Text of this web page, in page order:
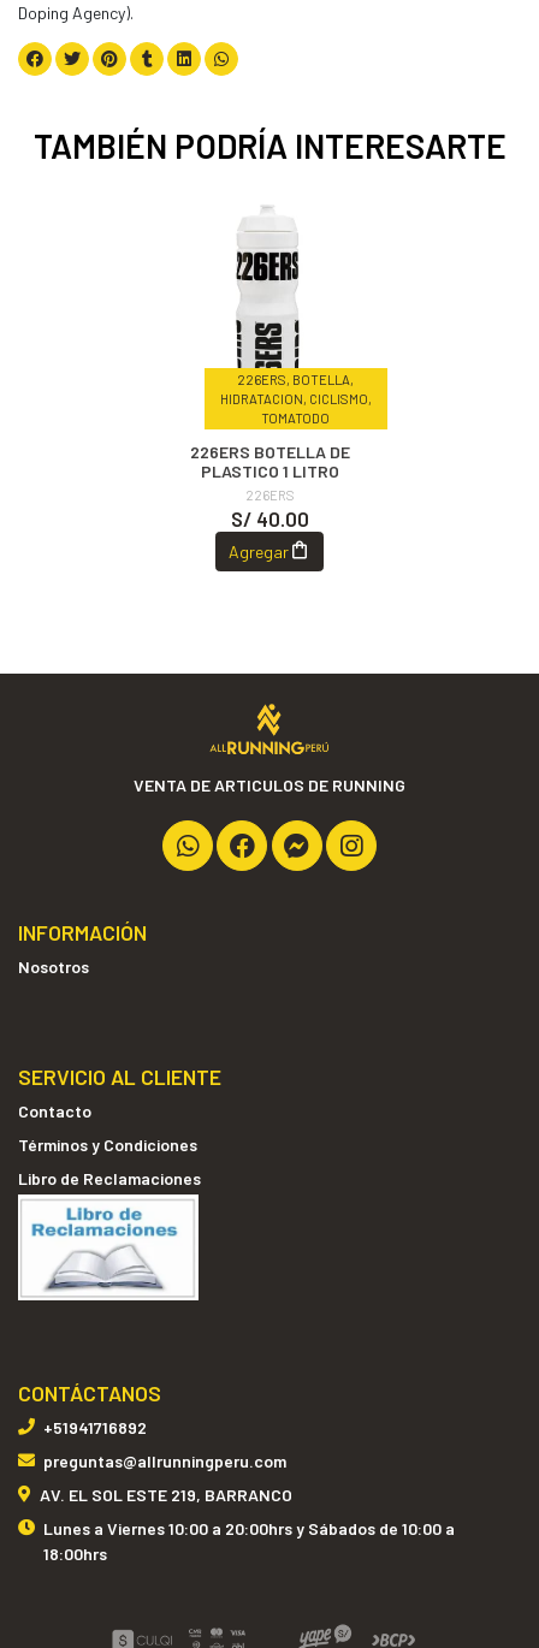
Doping Agency).
TAMBIÉN PODRÍA INTERESARTE
226ERS, BOTELLA,
HIDRATACION, CICLISMO,
TOMATODO
226ERS BOTELLA DE
PLASTICO 1 LITRO
226ERS
S/ 40.00
Agregar
VENTA DE ARTICULOS DE RUNNING
INFORMACIÓN
Nosotros
SERVICIO AL CLIENTE
Contacto
Términos y Condiciones
Libro de Reclamaciones
CONTÁCTANOS
+51941716892
preguntas@allrunningperu.com
AV. EL SOL ESTE 219, BARRANCO
Lunes a Viernes 10:00 a 20:00hrs y Sábados de 10:00 a
18:00hrs